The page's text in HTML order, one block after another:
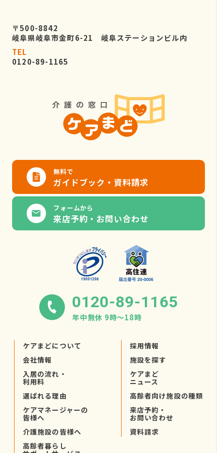
〒500-8842
岐阜県岐阜市金町6-21 岐阜ステーションビル内
TEL
0120-89-1165
無料で
ガイドブック・資料請求
フォームから
来店予約・お問い合わせ
0120-89-1165
年中無休 9時〜18時
ケアまどについて
会社情報
入居の流れ・
利用料
選ばれる理由
ケアマネージャーの
皆様へ
介護施設の皆様へ
高齢者暮らし
採用情報
施設を探す
ケアまど
ニュース
高齢者向け施設の種類
来店予約・
お問い合わせ
資料請求